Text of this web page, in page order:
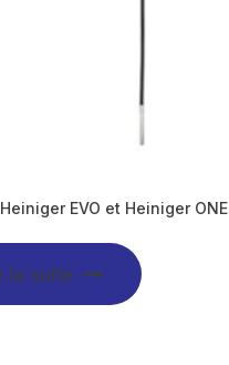
EVO et Heiniger ONE
la suite